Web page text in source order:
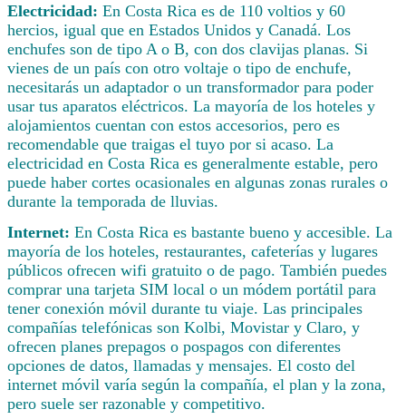
Electricidad: En Costa Rica es de 110 voltios y 60
hercios, igual que en Estados Unidos y Canadá. Los
enchufes son de tipo A o B, con dos clavijas planas. Si
vienes de un país con otro voltaje o tipo de enchufe,
necesitarás un adaptador o un transformador para poder
usar tus aparatos eléctricos. La mayoría de los hoteles y
alojamientos cuentan con estos accesorios, pero es
recomendable que traigas el tuyo por si acaso. La
electricidad en Costa Rica es generalmente estable, pero
puede haber cortes ocasionales en algunas zonas rurales o
durante la temporada de lluvias.
Internet: En Costa Rica es bastante bueno y accesible. La
mayoría de los hoteles, restaurantes, cafeterías y lugares
públicos ofrecen wifi gratuito o de pago. También puedes
comprar una tarjeta SIM local o un módem portátil para
tener conexión móvil durante tu viaje. Las principales
compañías telefónicas son Kolbi, Movistar y Claro, y
ofrecen planes prepagos o pospagos con diferentes
opciones de datos, llamadas y mensajes. El costo del
internet móvil varía según la compañía, el plan y la zona,
pero suele ser razonable y competitivo.